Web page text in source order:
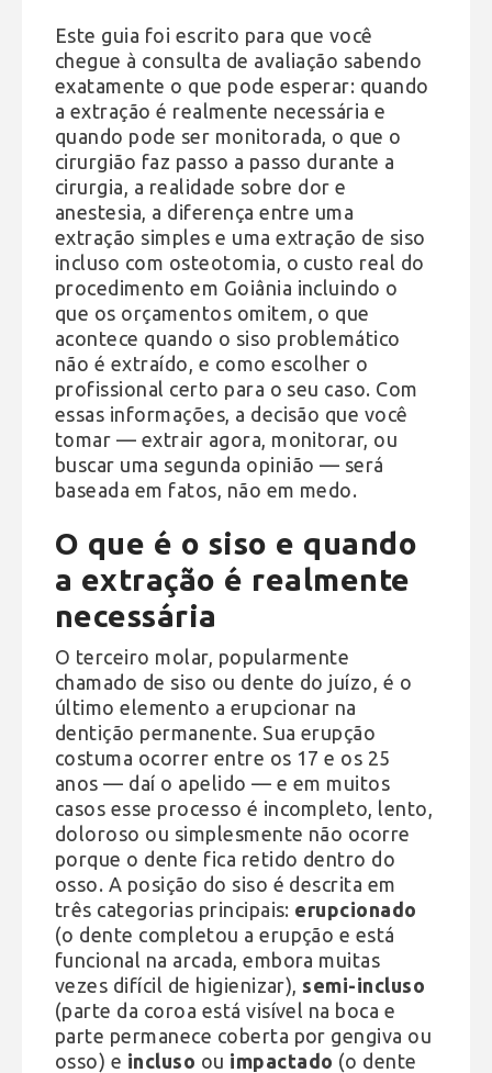
Este guia foi escrito para que você
chegue à consulta de avaliação sabendo
exatamente o que pode esperar: quando
a extração é realmente necessária e
quando pode ser monitorada, o que o
cirurgião faz passo a passo durante a
cirurgia, a realidade sobre dor e
anestesia, a diferença entre uma
extração simples e uma extração de siso
incluso com osteotomia, o custo real do
procedimento em Goiânia incluindo o
que os orçamentos omitem, o que
acontece quando o siso problemático
não é extraído, e como escolher o
profissional certo para o seu caso. Com
essas informações, a decisão que você
tomar — extrair agora, monitorar, ou
buscar uma segunda opinião — será
baseada em fatos, não em medo.
O que é o siso e quando
a extração é realmente
necessária
O terceiro molar, popularmente
chamado de siso ou dente do juízo, é o
último elemento a erupcionar na
dentição permanente. Sua erupção
costuma ocorrer entre os 17 e os 25
anos — daí o apelido — e em muitos
casos esse processo é incompleto, lento,
doloroso ou simplesmente não ocorre
porque o dente fica retido dentro do
osso. A posição do siso é descrita em
três categorias principais: erupcionado
(o dente completou a erupção e está
funcional na arcada, embora muitas
vezes difícil de higienizar), semi-incluso
(parte da coroa está visível na boca e
parte permanece coberta por gengiva ou
osso) e incluso ou impactado (o dente